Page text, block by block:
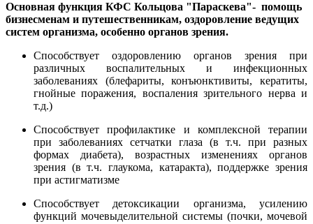
Основная функция КФС Кольцова "Параскева"- помощь
бизнесменам и путешественникам, оздоровление ведущих
систем организма, особенно органов зрения.
Способствует оздоровлению органов зрения при
различных воспалительных и инфекционных
заболеваниях (блефариты, конъюнктивиты, кератиты,
гнойные поражения, воспаления зрительного нерва и
т.д.)
Способствует профилактике и комплексной терапии
при заболеваниях сетчатки глаза (в т.ч. при разных
формах диабета), возрастных изменениях органов
зрения (в т.ч. глаукома, катаракта), поддержке зрения
при астигматизме
Способствует детоксикации организма, усилению
функций мочевыделительной системы (почки, мочевой